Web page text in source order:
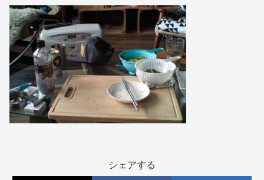
シェアする